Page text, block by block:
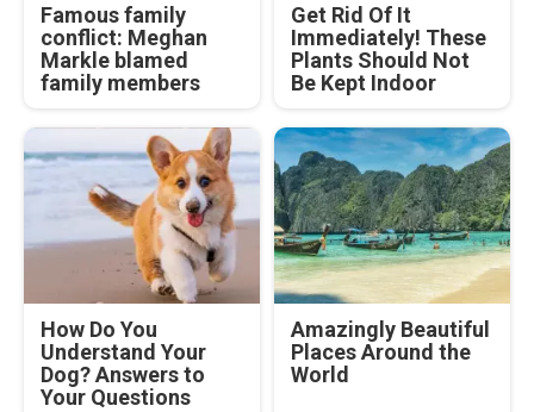
Famous family
conflict: Meghan
Markle blamed
family members
Get Rid Of It
Immediately! These
Plants Should Not
Be Kept Indoor
How Do You
Understand Your
Dog? Answers to
Your Questions
Amazingly Beautiful
Places Around the
World